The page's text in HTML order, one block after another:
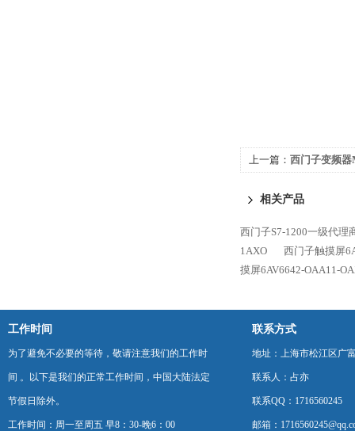
上一篇： 西门子变频
相关产品
西门子S7-1200一级代理
1AXO
西门子触摸屏
摸屏6AV6642-OAA11-
工作时间
为了避免不必要的等待，敬请注意我们的工作时
间 。以下是我们的正常工作时间，中国大陆法定
节假日除外。
工作时间：周一至周五 早8：30-晚6：00
联系方式
地址：上海市松江区广
联系人：占亦
联系QQ：1716560245
邮箱：